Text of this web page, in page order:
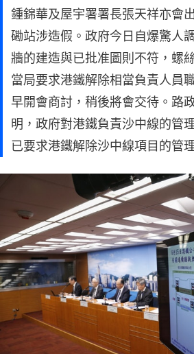
鍾錦華及屋宇署署長張天祥亦會
磡站涉造假。政府今日自爆驚人
牆的建造與已批准圖則不符，螺
當局要求港鐵解除相當負責人員
早開會商討，稍後將會交待。路
明，政府對港鐵負責沙中線的管
已要求港鐵解除沙中線項目的管